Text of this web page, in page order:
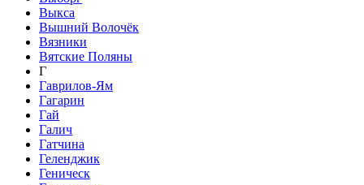
Выкса
Вышний Волочёк
Вязники
Вятские Поляны
Г
Гаврилов-Ям
Гагарин
Гай
Галич
Гатчина
Геленджик
Геническ